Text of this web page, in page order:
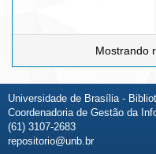
Mostrando
Universidade de Brasília -
Coordenadoria de Gestão da
(61) 3107-2683
repositorio@unb.br